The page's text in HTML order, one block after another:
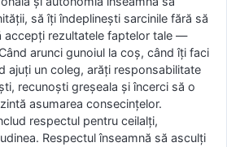
să îţi îndeplineşti sarcinile fără să
accepţi rezultatele faptelor tale —
arunci gunoiul la coş, când îţi faci
ajuţi un coleg, arăţi responsabilitate
recunoşti greşeala şi încerci să o
asumarea consecinţelor.
respectul pentru ceilalţi,
Respectul înseamnă să asculţi